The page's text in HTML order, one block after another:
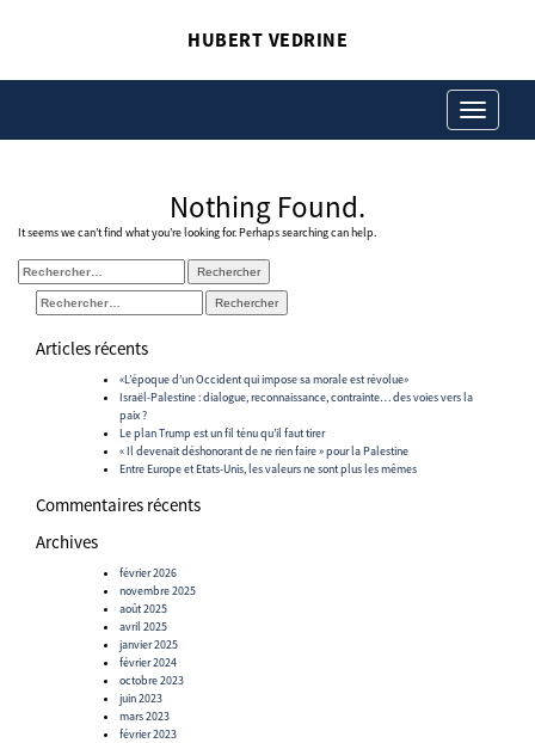
HUBERT VEDRINE
Toggle
navigation
Nothing Found.
It seems we can’t find what you’re looking for. Perhaps searching can help.
Rechercher :
Rechercher :
Articles récents
«L’époque d’un Occident qui impose sa morale est révolue»
Israël-Palestine : dialogue, reconnaissance, contrainte… des voies vers la
paix ?
Le plan Trump est un fil ténu qu’il faut tirer
« Il devenait déshonorant de ne rien faire » pour la Palestine
Entre Europe et Etats-Unis, les valeurs ne sont plus les mêmes
Commentaires récents
Archives
février 2026
novembre 2025
août 2025
avril 2025
janvier 2025
février 2024
octobre 2023
juin 2023
mars 2023
février 2023